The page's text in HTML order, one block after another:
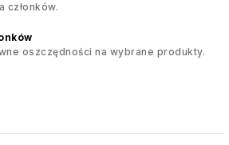
członków.
oszczędności na wybrane produkty.